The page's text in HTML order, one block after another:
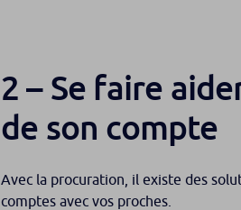
2 – Se faire
de son compte
Avec la procuration, il existe des
comptes avec vos proches.